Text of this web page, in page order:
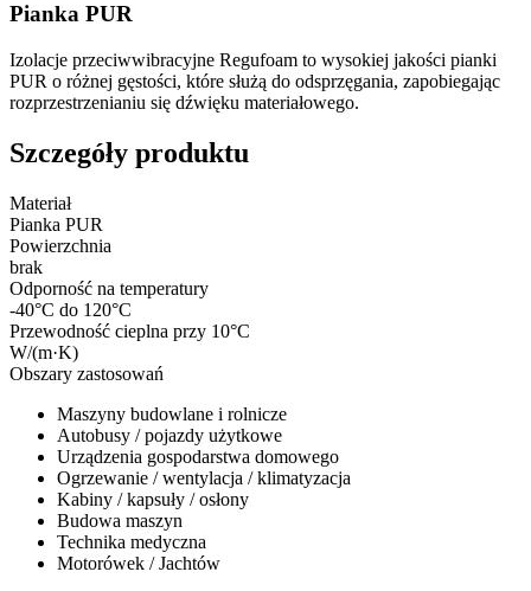
Pianka PUR
Izolacje przeciwwibracyjne Regufoam to wysokiej jakości pianki
PUR o różnej gęstości, które służą do odsprzęgania, zapobiegając
rozprzestrzenianiu się dźwięku materiałowego.
Szczegóły produktu
Materiał
Pianka PUR
Powierzchnia
brak
Odporność na temperatury
-40°C do 120°C
Przewodność cieplna przy 10°C
W/(m·K)
Obszary zastosowań
Maszyny budowlane i rolnicze
Autobusy / pojazdy użytkowe
Urządzenia gospodarstwa domowego
Ogrzewanie / wentylacja / klimatyzacja
Kabiny / kapsuły / osłony
Budowa maszyn
Technika medyczna
Motorówek / Jachtów